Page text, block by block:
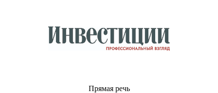
Прямая речь